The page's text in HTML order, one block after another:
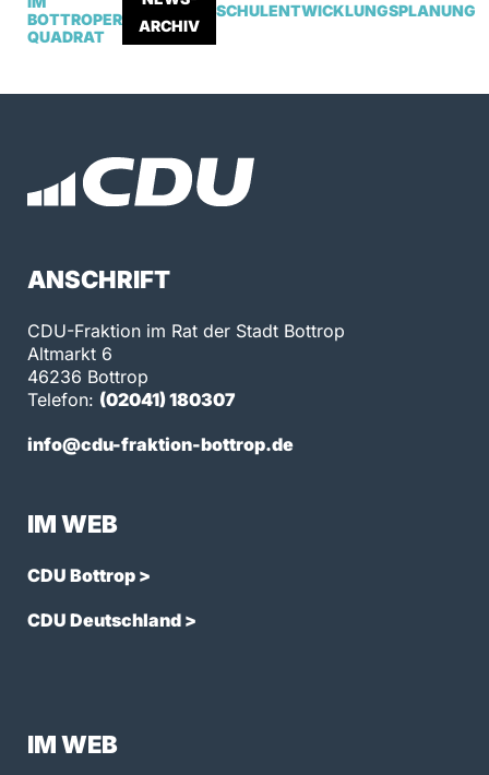
BOTTROPER
QUADRAT
ARCHIV
SCHULENTWICKLUNGSPLANUNG
ANSCHRIFT
CDU-Fraktion im Rat der Stadt Bottrop
Altmarkt 6
46236 Bottrop
Telefon: (02041) 180307
info@cdu-fraktion-bottrop.de
IM WEB
CDU Bottrop >
CDU Deutschland >
IM WEB